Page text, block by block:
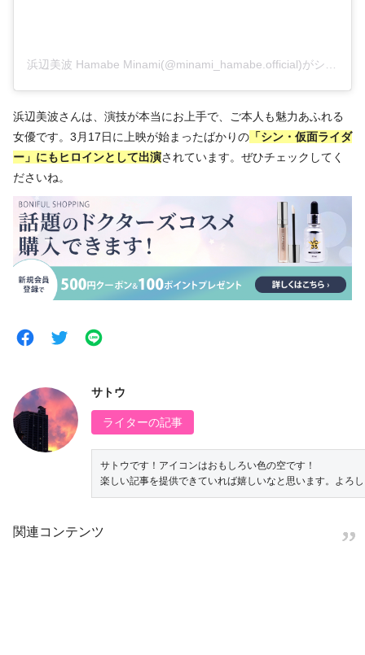
浜辺美波さんは、演技が本当にお上手で、ご本人も魅力あふれる
女優です。3月17日に上映が始まったばかりの 「シン・仮面ライダ
ー」にもヒロインとして出演されています。ぜひチェックしてく
ださいね。
サトウ
ライターの記事
サトウです！アイコンはおもしろい色の空です！
楽しい記事を提供できていれば嬉しいなと思います。よろ
関連コンテンツ